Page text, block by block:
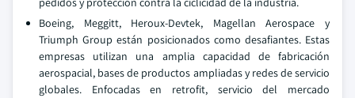
Boeing, Meggitt, Heroux-Devtek, Magellan Aerospace y
Triumph Group están posicionados como desafiantes. Estas
empresas utilizan una amplia capacidad de fabricación
aerospacial, bases de productos ampliadas y redes de servicio
globales. Enfocadas en retrofit, servicio del mercado